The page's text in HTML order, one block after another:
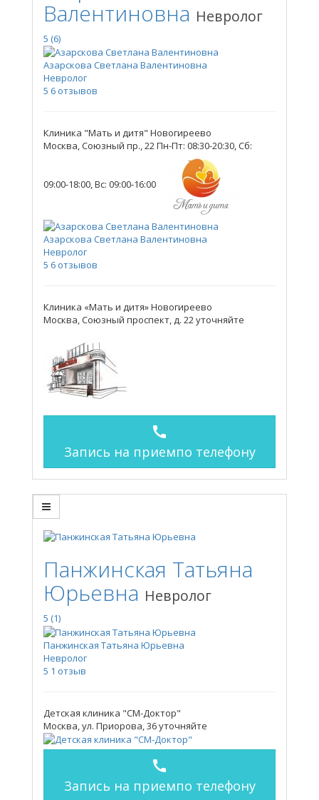
Валентиновна Невролог
5 (6)
Азарскова Светлана Валентиновна
Невролог
5 6 отзывов
Клиника "Мать и дитя" Новогиреево
Москва, Союзный пр., 22Пн-Пт: 08:30-20:30, Сб:
09:00-18:00, Вс: 09:00-16:00
Азарскова Светлана Валентиновна
Невролог
5 6 отзывов
Клиника «Мать и дитя» Новогиреево
Москва, Союзный проспект, д. 22уточняйте
call
Запись на приемпо телефону
Панжинская Татьяна
Юрьевна Невролог
5 (1)
Панжинская Татьяна Юрьевна
Невролог
5 1 отзыв
Детская клиника "СМ-Доктор"
Москва, ул. Приорова, 36уточняйте
call
Запись на приемпо телефону